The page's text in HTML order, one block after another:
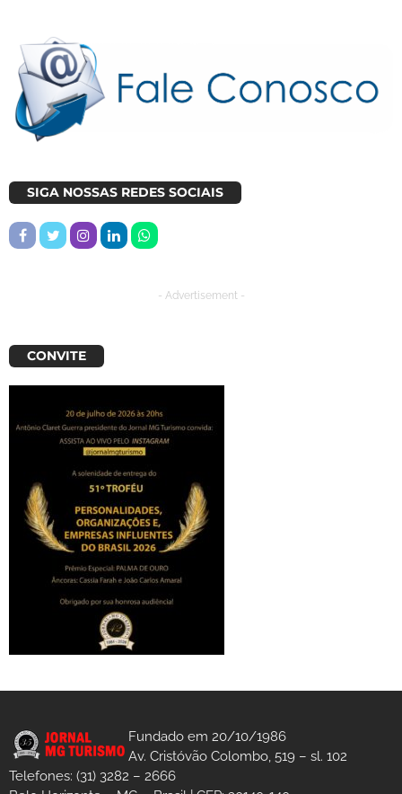
SIGA NOSSAS REDES SOCIAIS
- Advertisement -
CONVITE
Fundado em 20/10/1986
Av. Cristóvão Colombo, 519 – sl. 102
Telefones: (31) 3282 – 2666